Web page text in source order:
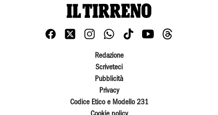
Redazione
Scriveteci
Pubblicità
Privacy
Codice Etico e Modello 231